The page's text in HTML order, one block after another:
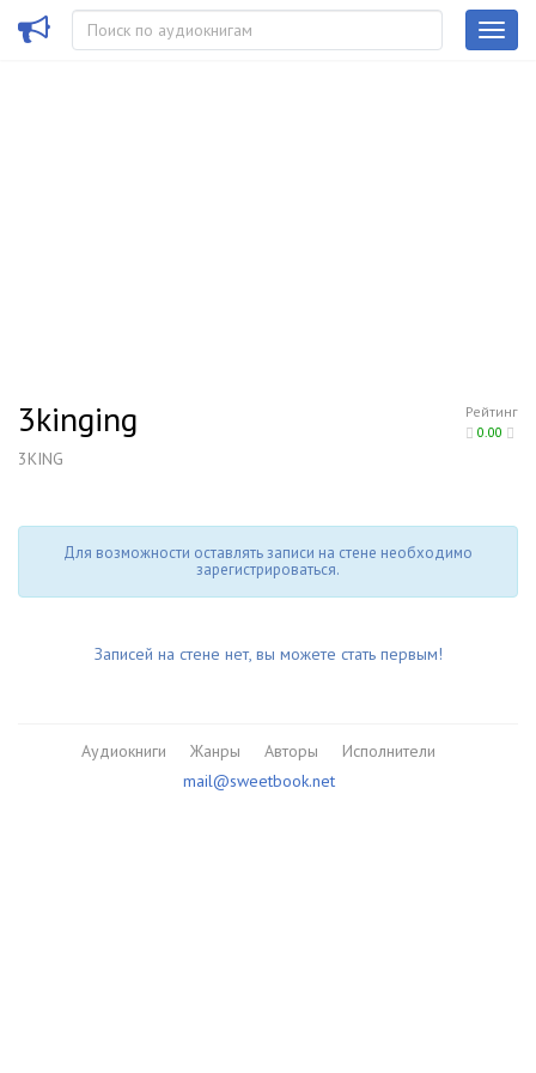
Рейтинг
0.00
3kinging
3KING
Для возможности оставлять записи на стене необходимо
зарегистрироваться.
Записей на стене нет, вы можете стать первым!
Аудиокниги Жанры Авторы
Исполнители
mail@sweetbook.net